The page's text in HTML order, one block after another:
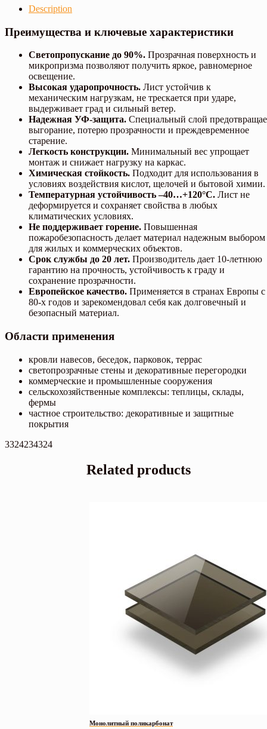
Description
Преимущества и ключевые характеристики
Светопропускание до 90%. Прозрачная поверхность и
микропризма позволяют получить яркое, равномерное
освещение.
Высокая ударопрочность. Лист устойчив к
механическим нагрузкам, не трескается при ударе,
выдерживает град и сильный ветер.
Надежная УФ-защита. Специальный слой
выгорание, потерю прозрачности и преждевременное
старение.
Легкость конструкции. Минимальный вес упрощает
монтаж и снижает нагрузку на каркас.
Химическая стойкость. Подходит для использования в
условиях воздействия кислот, щелочей и бытовой химии.
Температурная устойчивость –40…+120°C. Лист не
деформируется и сохраняет свойства в любых
климатических условиях.
Не поддерживает горение. Повышенная
пожаробезопасность делает материал надежным выбором
для жилых и коммерческих объектов.
Срок службы до 20 лет. Производитель дает 10-летнюю
гарантию на прочность, устойчивость к граду и
сохранение прозрачности.
Европейское качество. Применяется в странах Европы с
80-х годов и зарекомендовал себя как долговечный и
безопасный материал.
Области применения
кровли навесов, беседок, парковок, террас
светопрозрачные стены и декоративные перегородки
коммерческие и промышленные сооружения
сельскохозяйственные комплексы: теплицы, склады,
фермы
частное строительство: декоративные и защитные
покрытия
3324234324
Related products
Монолитный поликарбонат